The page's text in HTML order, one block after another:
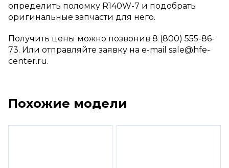
определить поломку R140W-7 и подобрать
оригинальные запчасти для него.
Получить цены можно позвонив 8 (800) 555-86-
73. Или отправляйте заявку на e-mail sale@hfe-
center.ru.
Похожие модели